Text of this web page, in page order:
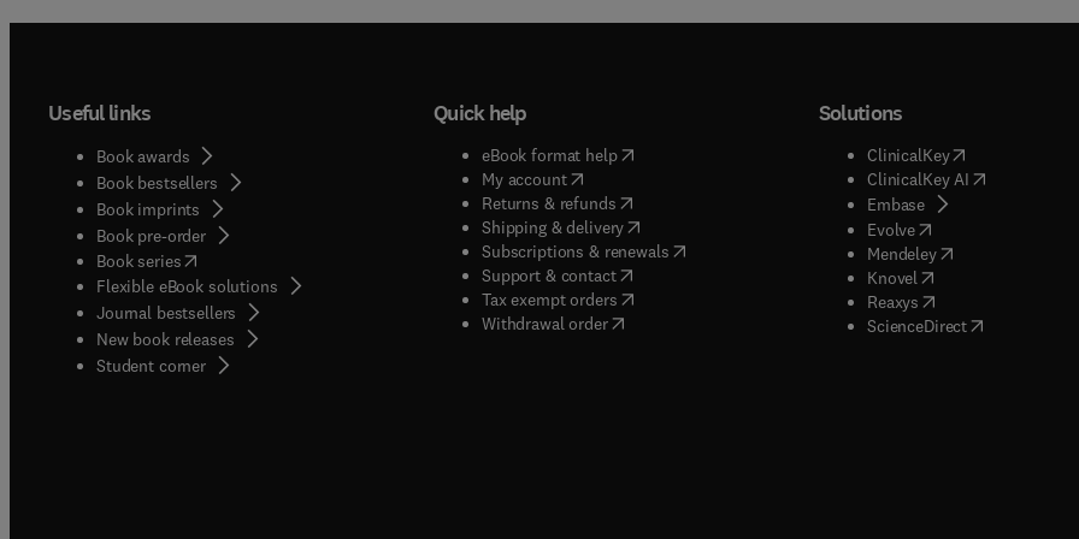
Useful links
Book awards
Book bestsellers
Book imprints
Book pre-order
Book series(opens in new tab/window
Flexible eBook solutions
Journal bestsellers
New book releases
Student corner( opens in new tab/window
Quick help
eBook format help( opens in new tab/window
My account( opens in new tab/window
Returns & refunds( opens in new tab/window
Shipping & delivery(opens in new tab/window
Subscriptions & renewals( opens in new tab/window
)
Support & contact( opens in new tab/window
Tax exempt orders( opens in new tab/window
Withdrawal order
Solutions
ClinicalKey(opens in new
ClinicalKey AI( opens in new
Embase( opens in new tab/
Evolve( opens in new tab/
Mendeley( opens in new tab/
Knovel opens in new tab/
Reaxys opens in new tab/
ScienceDirect( opens in new